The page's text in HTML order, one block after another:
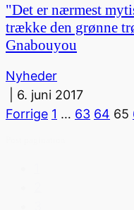
"Det er nærmest
trække den grønne
Gnabouyou
Nyheder
6. juni 2017
Forrige 1 … 63 64 65